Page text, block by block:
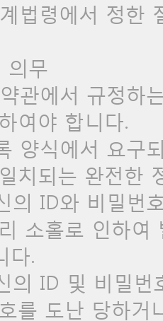
령에서 정한
의무
관에서 규정하
여야 합니다.
양식에서 요구
치되는 완전한
의 ID와 비밀번
소홀로 인하여
다.
의 ID 및 비밀번
를 도난 당하거